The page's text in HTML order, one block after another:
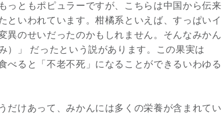
っともポピュラーですが、こちらは中国から伝来
といわれています。柑橘系といえば、すっぱいイ
異のせいだったのかもしれません。そんなみかん
）」 だったという説があります。この果実は
べると「不老不死」になることができるいわゆる
だけあって、みかんには多くの栄養が含まれてい